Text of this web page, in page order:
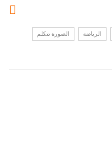
الرياضة الصورة تتكلم